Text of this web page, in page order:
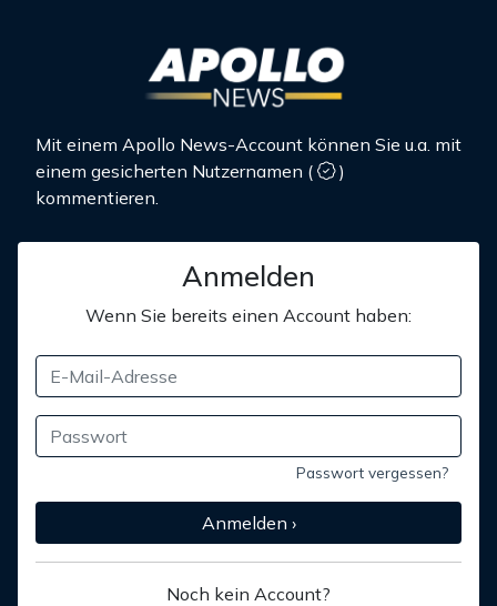
Mit einem Apollo News-Account können Sie u.a. mit
einem gesicherten Nutzernamen (
)
kommentieren.
Anmelden
Wenn Sie bereits einen Account haben:
Passwort vergessen?
Anmelden ›
Noch kein Account?